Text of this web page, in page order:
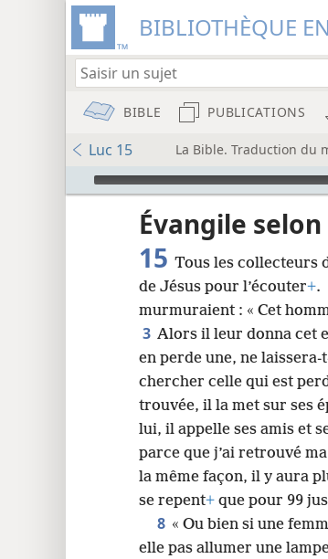
BIBLIOTHÈQUE
BIBLE PUBLICATIONS
Luc 15 La Bible. Traduction du
Audio Player
Évangile selon
15 Tous les collecteurs
de Jésus pour l’écouter+.
murmuraient : « Cet
3 Alors il leur donna cet
en perde une, ne
chercher celle qui est
trouvée, il la met sur ses
lui, il appelle ses amis et
parce que j’ai retrouvé
la même façon, il y aura
se repent+ que pour 99
8 « Ou bien si une
elle pas allumer une